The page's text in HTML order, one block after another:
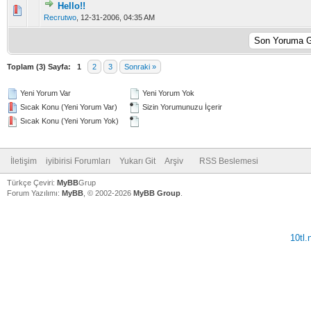
Hello!!
Recrutwo 12-31-2006, 04:35 AM
5 üzerinden 0 Oy - Toplam Ortalama 0 Oy Verilmiş
Toplam (3) Sayfa: 1 2 3 Sonraki »
Yeni Yorum Var
Sıcak Konu (Yeni Yorum Var)
Sıcak Konu (Yeni Yorum Yok)
Yeni Yorum Yok
Sizin Yorumunuzu İçerir
İletişim iyibirisi Forumları Yukarı Git Arşiv RSS Beslemesi
Türkçe Çeviri: MyBBGrup
Forum Yazılımı: MyBB , © 2002-2026 MyBB Group